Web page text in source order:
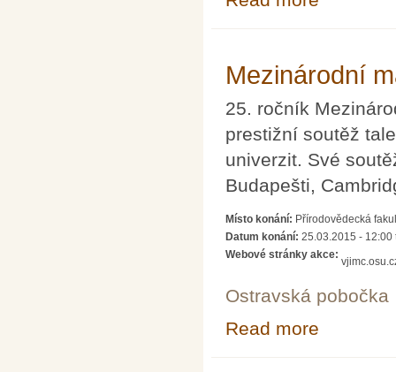
Mezinárodní
25. ročník
prestižní soutěž
univerzit. Své
Budapešti,
Místo konání: Přírodovědecká
Datum konání: 25.03.2015 - 12:00
Webové stránky akce:
Ostravská pobočka
Read more